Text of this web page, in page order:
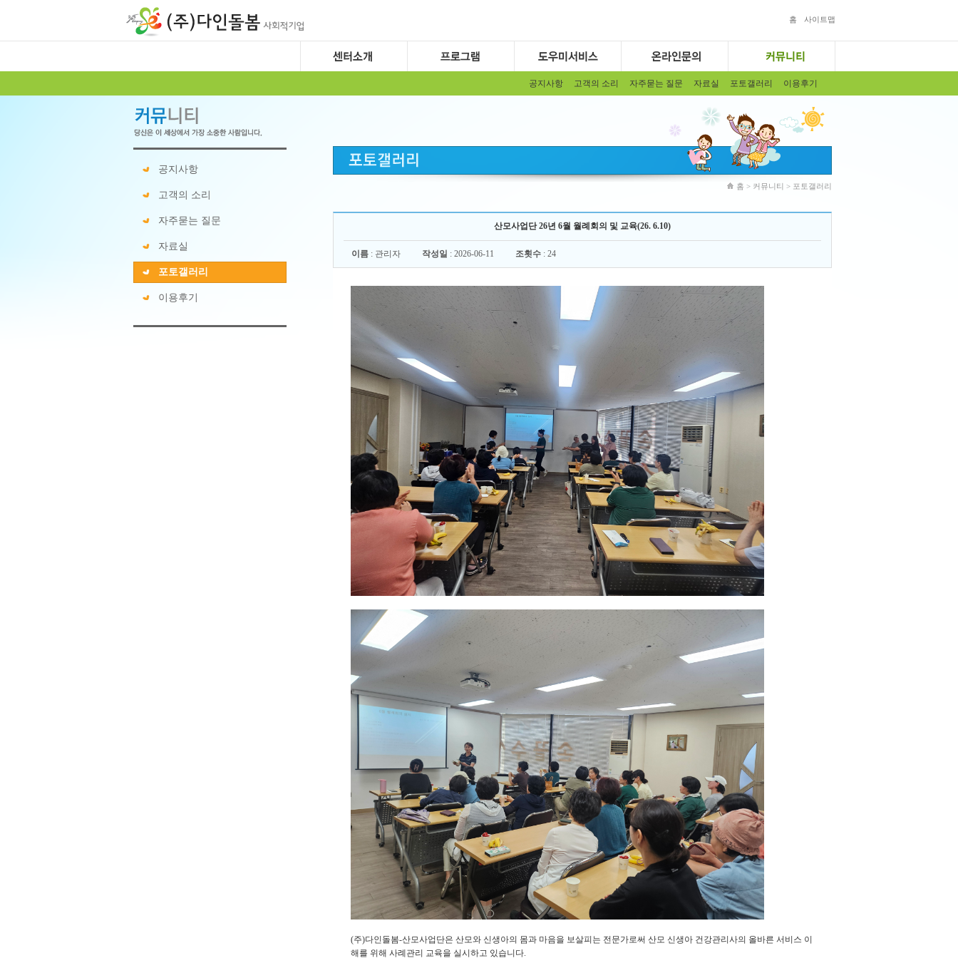
홈 사이트맵
공지사항 고객의 소리 자주묻는 질문 자료실 포토갤러리 이용후기
공지사항
고객의 소리
자주묻는 질문
자료실
포토갤러리
이용후기
홈 > 커뮤니티 > 포토갤러리
산모사업단 26년 6월 월례회의 및 교육(26. 6.10)
이름 : 관리자 작성일 : 2026-06-11 조횟수 : 24
(주)다인돌봄-산모사업단은 산모와 신생아의 몸과 마음을 보살피는 전문가로써 산모 신생아 건강관리사의 올바른 서비스 이
해를 위해 사례관리 교육을 실시하고 있습니다.